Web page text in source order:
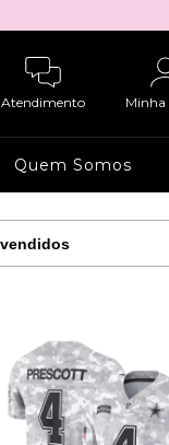
Atendimento Minha
Quem Somos